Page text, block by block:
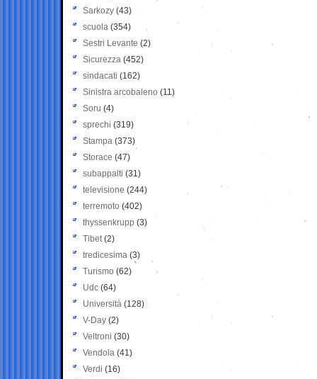
Sarkozy (43)
scuola (354)
Sestri Levante (2)
Sicurezza (452)
sindacati (162)
Sinistra arcobaleno (11)
Soru (4)
sprechi (319)
Stampa (373)
Storace (47)
subappalti (31)
televisione(244)
terremoto (402)
thyssenkrupp (3)
Tibet(2)
tredicesima (3)
Turismo (62)
Udc (64)
Università (128)
V-Day (2)
Veltroni (30)
Vendola (41)
Verdi (16)